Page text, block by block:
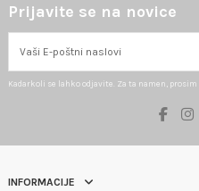
Prijavite se na novice
Kadarkoli se lahko odjavite. Za ta namen,
INFORMACIJE